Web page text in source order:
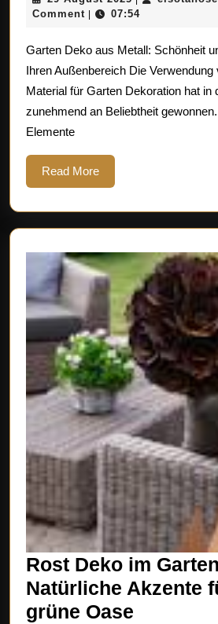
August
Comment
07:54
Garten Deko aus Metall: Schönheit
Ihren Außenbereich Die Verwendung
Material für Garten Dekoration hat in
zunehmend an Beliebtheit
Elemente
Read MoreRead
More
Rost Deko im
Natürliche Akzente
grüne Oase